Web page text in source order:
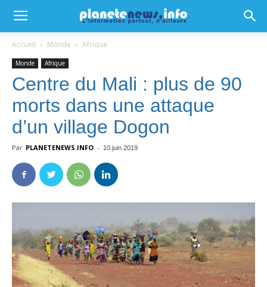
Accueil Monde Afrique
Monde Afrique
Centre du Mali : plus de 90
morts dans une attaque
d’un village Dogon
Par PLANETENEWS.INFO - 10 juin 2019